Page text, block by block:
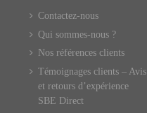
Contactez-nous
Qui sommes-nous ?
Nos références clients
Témoignages clients – Avis
et retours d’expérience
SBE Direct